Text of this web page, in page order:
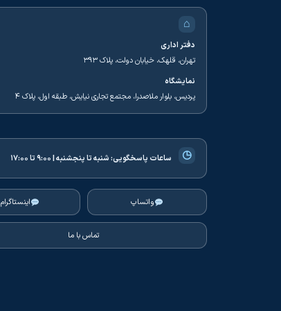
⌂
دفتر اداری
تهران، قلهک، خیابان دولت، پلاک ۳۹۳
نمایشگاه
پردیس، بلوار ملاصدرا، مجتمع تجاری نیایش، طبقه اول، پلاک ۴
◷ ساعات پاسخگویی:شنبه تا پنجشنبه | ۹:۰۰ تا ۱۷:۰۰
واتساپ اینستاگرام
تماس با ما